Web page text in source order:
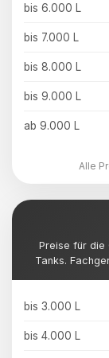
bis 6.000 L
bis 7.000 L
bis 8.000 L
bis 9.000 L
ab 9.000 L
Alle
Preise für die
Tanks.
bis 3.000 L
bis 4.000 L